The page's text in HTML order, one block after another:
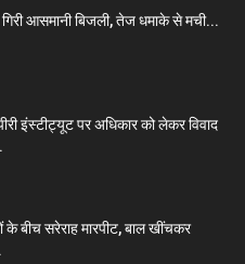
गिरी आसमानी बिजली, तेज धमाके से मची...
इंस्टीट्यूट पर अधिकार को लेकर विवाद
के बीच सरेराह मारपीट, बाल खींचकर